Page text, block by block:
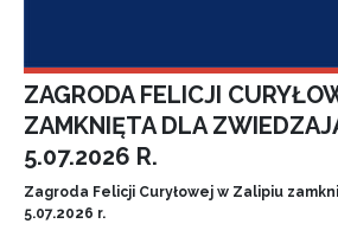
ZAGRODA FELICJI
ZAMKNIĘTA DLA
5.07.2026 R.
Zagroda Felicji Curyłowej w Zalipiu
5.07.2026 r.